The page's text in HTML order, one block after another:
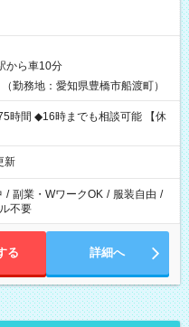
から車10分
勤務地：愛知県豊橋市船渡町）
可能 【休
新
/ 副業・WワークOK / 服装自由 /
不要
る 詳細へ